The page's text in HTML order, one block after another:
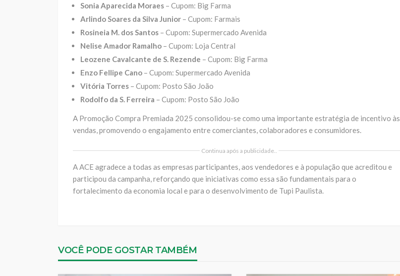
Sonia Aparecida Moraes – Cupom: Big Farma
Arlindo Soares da Silva Junior – Cupom: Farmais
Rosineia M. dos Santos – Cupom: Supermercado Avenida
Nelise Amador Ramalho – Cupom: Loja Central
Leozene Cavalcante de S. Rezende – Cupom: Big Farma
Enzo Fellipe Cano – Cupom: Supermercado Avenida
Vitória Torres – Cupom: Posto São João
Rodolfo da S. Ferreira – Cupom: Posto São João
A Promoção Compra Premiada 2025 consolidou-se como uma importante estratégia de incentivo às
vendas, promovendo o engajamento entre comerciantes, colaboradores e consumidores.
Continua após a publicidade..
A ACE agradece a todas as empresas participantes, aos vendedores e à população que acreditou e
participou da campanha, reforçando que iniciativas como essa são fundamentais para o
fortalecimento da economia local e para o desenvolvimento de Tupi Paulista.
VOCÊ PODE GOSTAR TAMBÉM